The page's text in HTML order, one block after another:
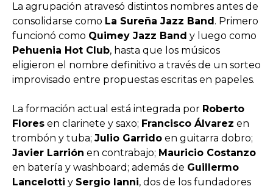
La agrupación atravesó distintos nombres antes de
consolidarse como La Sureña Jazz Band . Primero
funcionó como Quimey Jazz Band y luego como
Pehuenia Hot Club, hasta que los músicos
eligieron el nombre definitivo a través de un sorteo
improvisado entre propuestas escritas en papeles.
La formación actual está integrada por Roberto
Flores en clarinete y saxo; Francisco Álvarez en
trombón y tuba; Julio Garrido en guitarra dobro;
Javier Larrión en contrabajo; Mauricio Costanzo
en batería y washboard; además de Guillermo
Lancelotti y Sergio Ianni, dos de los fundadores